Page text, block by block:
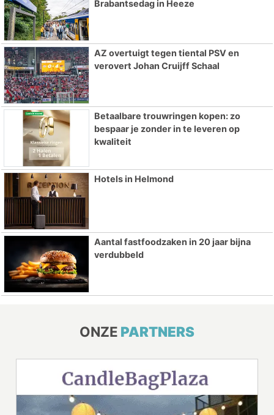
Brabantsedag in Heeze
AZ overtuigt tegen tiental PSV en
verovert Johan Cruijff Schaal
Betaalbare trouwringen kopen: zo
bespaar je zonder in te leveren op
kwaliteit
Hotels in Helmond
Aantal fastfoodzaken in 20 jaar bijna
verdubbeld
ONZE PARTNERS